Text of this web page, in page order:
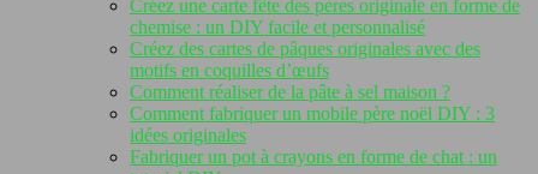
Créez une carte fête des pères originale en forme de
chemise : un DIY facile et personnalisé
Créez des cartes de pâques originales avec des
motifs en coquilles d’œufs
Comment réaliser de la pâte à sel maison ?
Comment fabriquer un mobile père noël DIY : 3
idées originales
Fabriquer un pot à crayons en forme de chat : un